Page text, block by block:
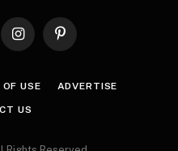
InstagramPinterest
USE ADVERTISE
US